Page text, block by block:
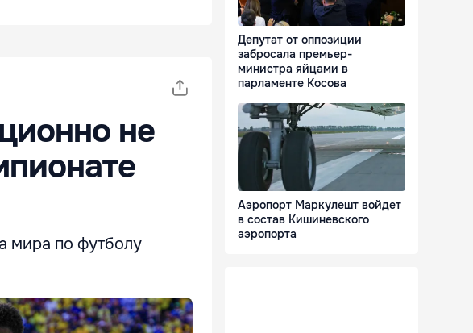
не
мира по футболу
Депутат от оппозиции
забросала премьер-
министра яйцами в
парламенте Косова
Аэропорт Маркулешт войдет
в состав Кишиневского
аэропорта